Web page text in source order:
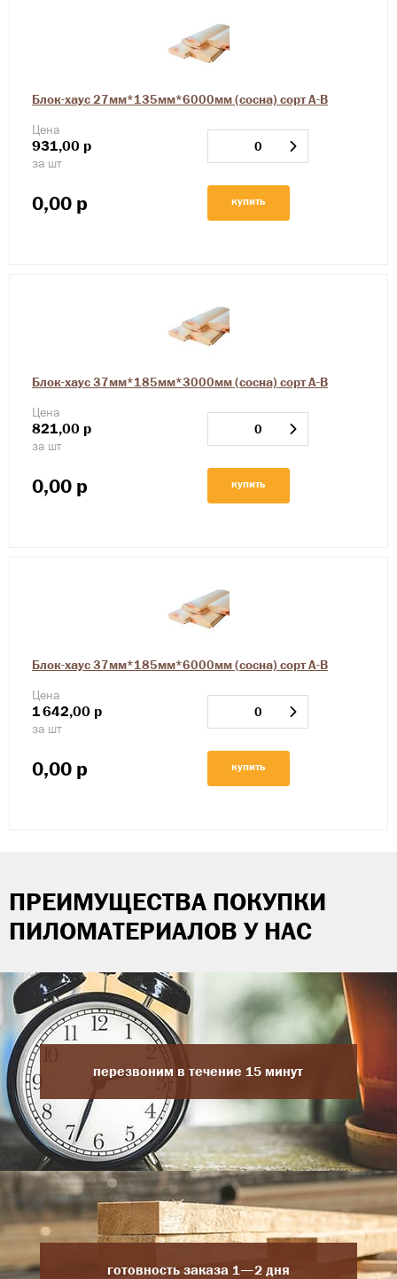
Блок-хаус 27мм*135мм*6000мм (сосна) сорт А-В
Цена
931,00 р
за шт
0,00 р купить
Блок-хаус 37мм*185мм*3000мм (сосна) сорт А-В
Цена
821,00 р
за шт
0,00 р купить
Блок-хаус 37мм*185мм*6000мм (сосна) сорт А-В
Цена
1642,00 р
за шт
0,00 р купить
ПРЕИМУЩЕСТВА ПОКУПКИ
ПИЛОМАТЕРИАЛОВ У НАС
перезвоним в течение 15 минут
готовность заказа 1—2 дня